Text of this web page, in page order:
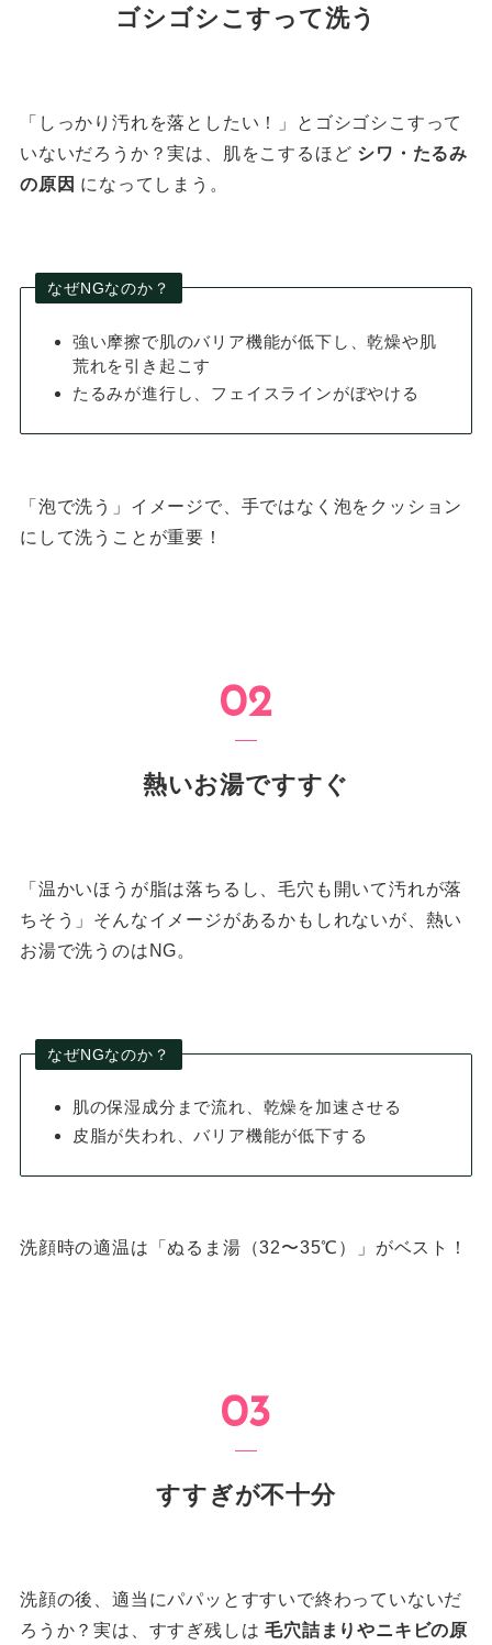
ゴシゴシこすって洗う
「しっかり汚れを落としたい！」とゴシゴシこすって
いないだろうか？実は、肌をこするほど シワ・たるみ
の原因 になってしまう。
なぜNGなのか？
強い摩擦で肌のバリア機能が低下し、乾燥や肌
荒れを引き起こす
たるみが進行し、フェイスラインがぼやける
「泡で洗う」イメージで、手ではなく泡をクッション
にして洗うことが重要！
熱いお湯ですすぐ
「温かいほうが脂は落ちるし、毛穴も開いて汚れが落
ちそう」そんなイメージがあるかもしれないが、熱い
お湯で洗うのはNG。
なぜNGなのか？
肌の保湿成分まで流れ、乾燥を加速させる
皮脂が失われ、バリア機能が低下する
洗顔時の適温は「ぬるま湯（32〜35℃）」がベスト！
すすぎが不十分
洗顔の後、適当にパパッとすすいで終わっていないだ
ろうか？実は、すすぎ残しは毛穴詰まりやニキビの原